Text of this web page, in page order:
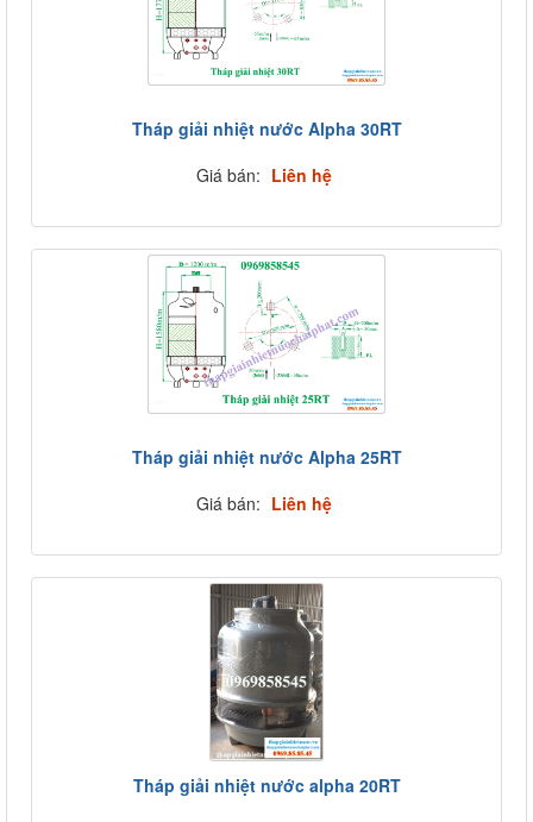
Tháp giải nhiệt nước Alpha 30RT
Giá bán: Liên hệ
Tháp giải nhiệt nước Alpha 25RT
Giá bán: Liên hệ
Tháp giải nhiệt nước alpha 20RT